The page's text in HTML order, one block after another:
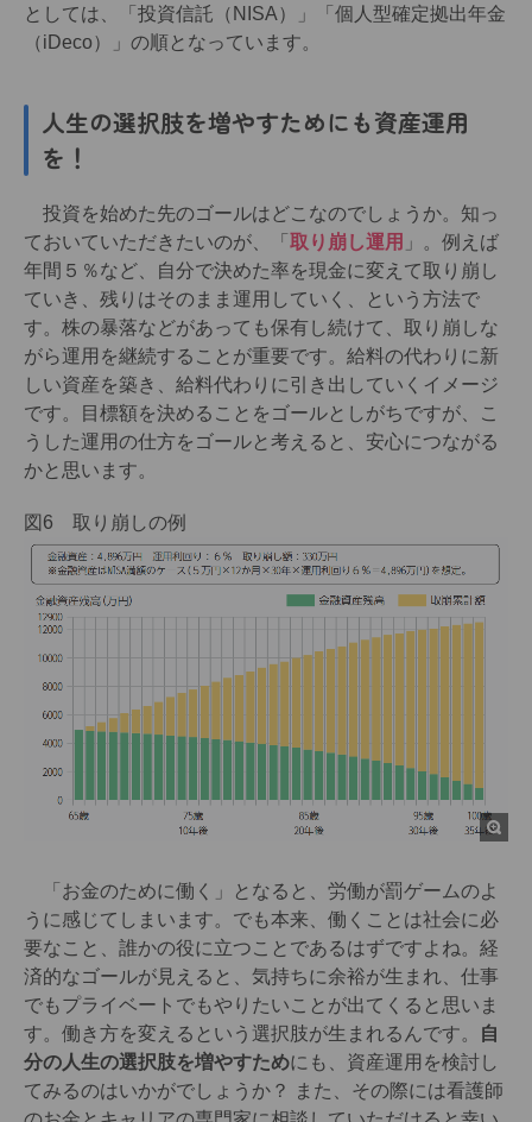
としては、「投資信託（NISA）」「個人型確定拠出年金
（iDeco）」の順となっています。
人生の選択肢を増やすためにも資産運用
を！
投資を始めた先のゴールはどこなのでしょうか。知っ
ておいていただきたいのが、「 取り崩し運用 」。例えば
年間５％など、自分で決めた率を現金に変えて取り崩し
ていき、残りはそのまま運用していく、という方法で
す。株の暴落などがあっても保有し続けて、取り崩しな
がら運用を継続することが重要です。給料の代わりに新
しい資産を築き、給料代わりに引き出していくイメージ
です。目標額を決めることをゴールとしがちですが、こ
うした運用の仕方をゴールと考えると、安心につながる
かと思います。
図6 取り崩しの例
「お金のために働く」となると、労働が罰ゲームのよ
うに感じてしまいます。でも本来、働くことは社会に必
要なこと、誰かの役に立つことであるはずですよね。経
済的なゴールが見えると、気持ちに余裕が生まれ、仕事
でもプライベートでもやりたいことが出てくると思いま
す。働き方を変えるという選択肢が生まれるんです。
自
分の人生の選択肢を増やすためにも、資産運用を検討し
てみるのはいかがでしょうか？ また、その際には看護師